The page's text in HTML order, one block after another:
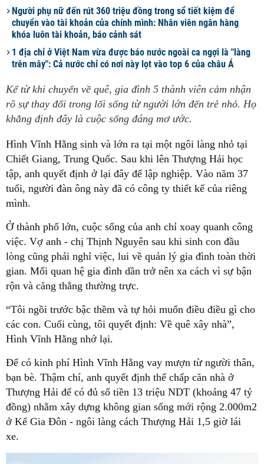
Người phụ nữ đến rút 360 triệu đồng trong sổ tiết kiệm để
chuyển vào tài khoản của chính mình: Nhân viên ngân hàng
khóa luôn tài khoản, báo cảnh sát
1 địa chỉ ở Việt Nam vừa được báo nước ngoài ca ngợi là "làng
trên mây": Cả nước chỉ có nơi này lọt vào top 6 của châu Á
Kể từ khi chuyển về quê, gia đình 5 thành viên cảm nhận
rõ sự thay đổi trong lối sống từ người lớn đến trẻ nhỏ. Họ
khẳng định đây là cuộc sống đáng mơ ước.
Hình Vĩnh Hằng sinh và lớn ra tại một ngôi làng nhỏ tại
Chiết Giang, Trung Quốc. Sau khi lên Thượng Hải học
tập, anh quyết định ở lại đây để lập nghiệp. Vào năm 37
tuổi, người đàn ông này đã có công ty thiết kế của riêng
mình.
Ở thành phố lớn, cuộc sống của anh chỉ xoay quanh công
việc. Vợ anh - chị Thịnh Nguyên sau khi sinh con đầu
lòng cũng phải nghỉ việc, lui về quản lý gia đình toàn thời
gian. Mối quan hệ gia đình dần trở nên xa cách vì sự bận
rộn và căng thẳng thường trực.
“Tôi ngồi trước bậc thềm và tự hỏi muốn điều điều gì cho
các con. Cuối cùng, tôi quyết định: Về quê xây nhà”,
Hình Vĩnh Hằng nhớ lại.
Để có kinh phí Hình Vĩnh Hằng vay mượn từ người thân,
bạn bè. Thậm chí, anh quyết định thế chấp căn nhà ở
Thượng Hải để có đủ số tiền 13 triệu NDT (khoảng 47 tỷ
đồng) nhằm xây dựng không gian sống mới rộng 2.000m2
ở Kế Gia Đôn - ngôi làng cách Thượng Hải 1,5 giờ lái
xe.